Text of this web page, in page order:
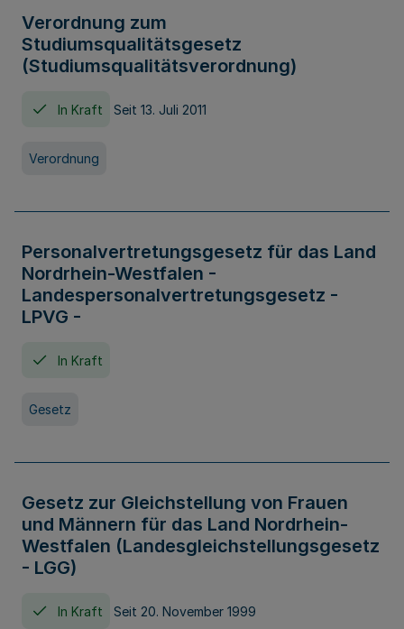
Verordnung zum
Studiumsqualitätsgesetz
(Studiumsqualitätsverordnung)
In Kraft Seit 13. Juli 2011
Verordnung
Personalvertretungsgesetz für das Land
Nordrhein-Westfalen -
Landespersonalvertretungsgesetz -
LPVG -
In Kraft
Gesetz
Gesetz zur Gleichstellung von Frauen
und Männern für das Land Nordrhein-
Westfalen (Landesgleichstellungsgesetz
- LGG)
In Kraft Seit 20. November 1999